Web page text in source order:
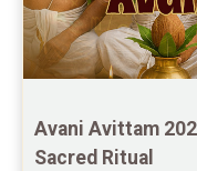
Free Janam
Free Astrology
Avani Avittam
Sacred Ritual